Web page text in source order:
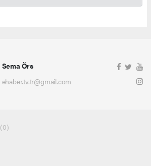
Sema Örs
ehaber.tv.tr@gmail.com
(0)